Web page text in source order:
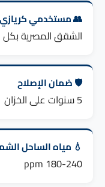
👥 مستخدمي
الشقق المصرية بكل
🛡️ ضمان الإصلاح
5 سنوات على الخزان
💧 مياه الساحل
180-240 ppm